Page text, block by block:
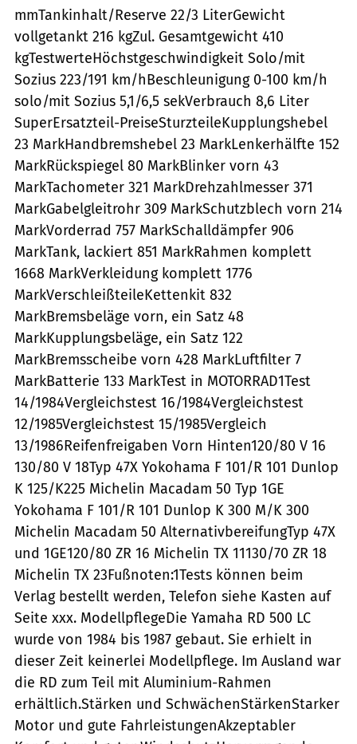
mmTankinhalt/Reserve 22/3 LiterGewicht
vollgetankt 216 kgZul. Gesamtgewicht 410
kgTestwerteHöchstgeschwindigkeit Solo/mit
Sozius 223/191 km/hBeschleunigung 0-100 km/h
solo/mit Sozius 5,1/6,5 sekVerbrauch 8,6 Liter
SuperErsatzteil-PreiseSturzteileKupplungshebel
23 MarkHandbremshebel 23 MarkLenkerhälfte 152
MarkRückspiegel 80 MarkBlinker vorn 43
MarkTachometer 321 MarkDrehzahlmesser 371
MarkGabelgleitrohr 309 MarkSchutzblech vorn 214
MarkVorderrad 757 MarkSchalldämpfer 906
MarkTank, lackiert 851 MarkRahmen komplett
1668 MarkVerkleidung komplett 1776
MarkVerschleißteileKettenkit 832
MarkBremsbeläge vorn, ein Satz 48
MarkKupplungsbeläge, ein Satz 122
MarkBremsscheibe vorn 428 MarkLuftfilter 7
MarkBatterie 133 MarkTest in MOTORRAD1Test
14/1984Vergleichstest 16/1984Vergleichstest
12/1985Vergleichstest 15/1985Vergleich
13/1986Reifenfreigaben Vorn Hinten120/80 V 16
130/80 V 18Typ 47X Yokohama F 101/R 101 Dunlop
K 125/K225 Michelin Macadam 50 Typ 1GE
Yokohama F 101/R 101 Dunlop K 300 M/K 300
Michelin Macadam 50 AlternativbereifungTyp 47X
und 1GE120/80 ZR 16 Michelin TX 11130/70 ZR 18
Michelin TX 23Fußnoten:1Tests können beim
Verlag bestellt werden, Telefon siehe Kasten auf
Seite xxx. ModellpflegeDie Yamaha RD 500 LC
wurde von 1984 bis 1987 gebaut. Sie erhielt in
dieser Zeit keinerlei Modellpflege. Im Ausland war
die RD zum Teil mit Aluminium-Rahmen
erhältlich.Stärken und SchwächenStärkenStarker
Motor und gute FahrleistungenAkzeptabler